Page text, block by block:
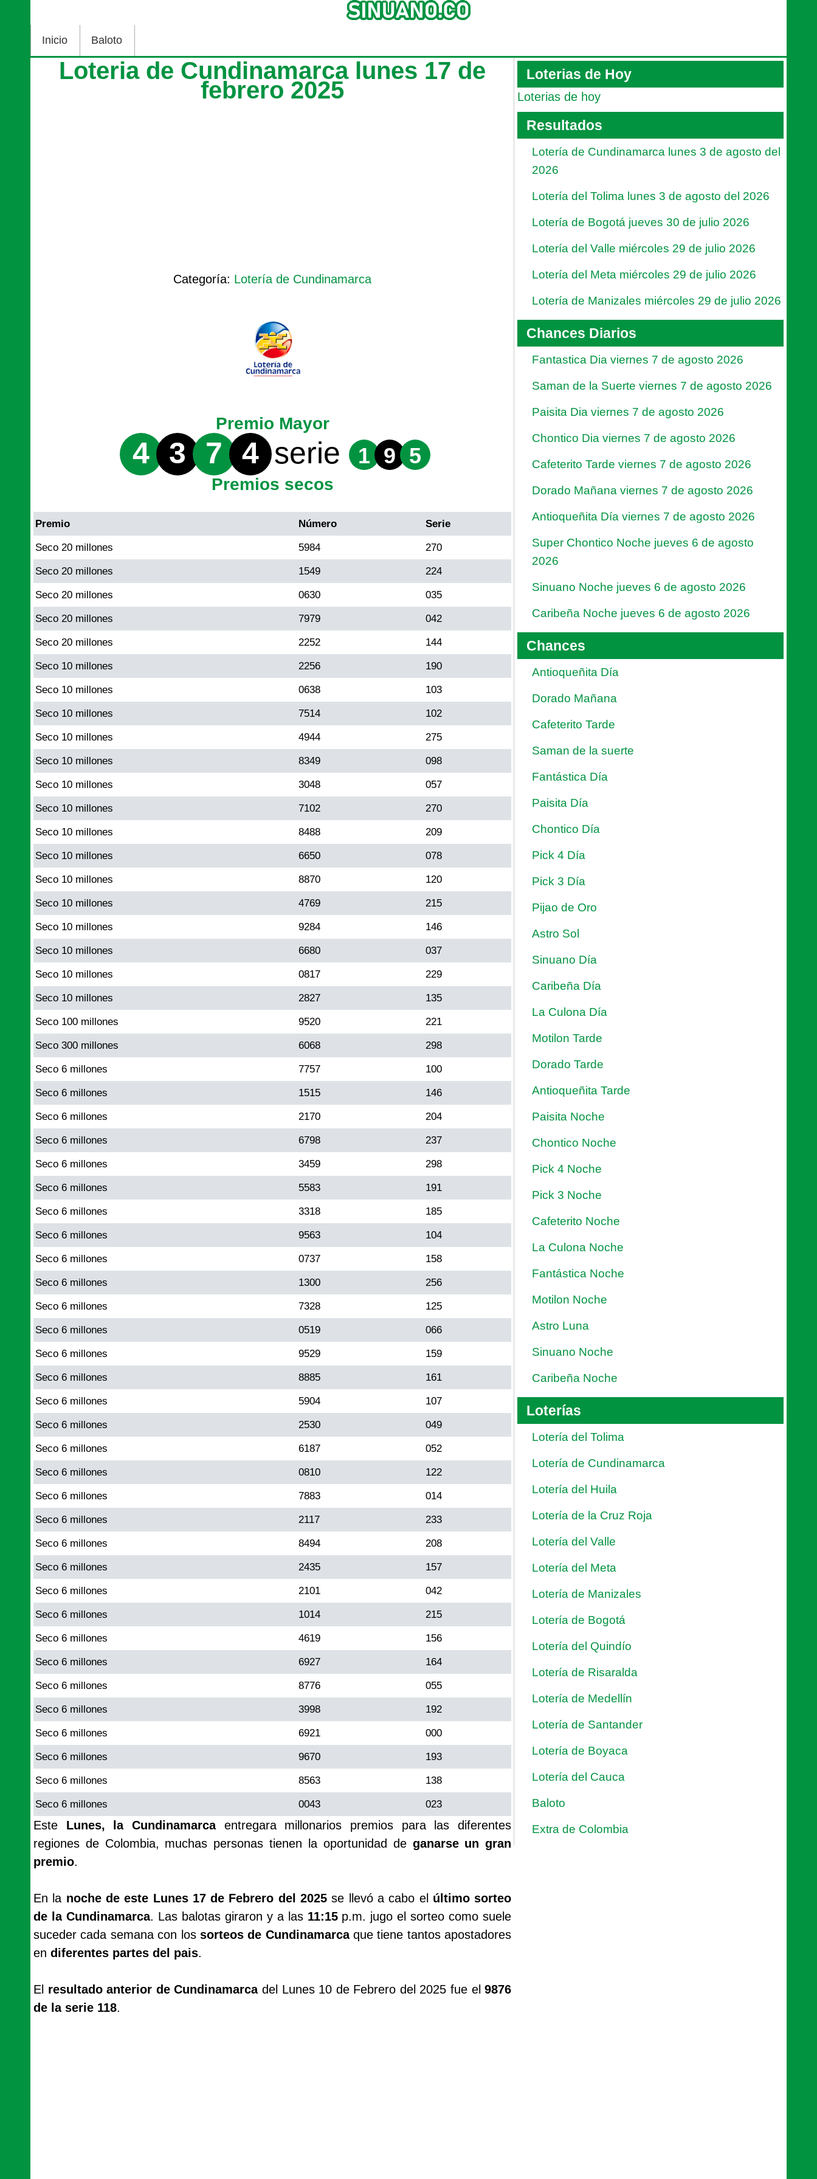
Inicio Baloto
Loteria de Cundinamarca lunes 17 de
febrero 2025
Categoría: Lotería de Cundinamarca
Premio Mayor
4 3 7 4 serie 1 9 5
Premios secos
Premio Número Serie
Seco 20 millones 5984 270
Seco 20 millones 1549 224
Seco 20 millones 0630 035
Seco 20 millones 7979 042
Seco 20 millones 2252 144
Seco 10 millones 2256 190
Seco 10 millones 0638 103
Seco 10 millones 7514 102
Seco 10 millones 4944 275
Seco 10 millones 8349 098
Seco 10 millones 3048 057
Seco 10 millones 7102 270
Seco 10 millones 8488 209
Seco 10 millones 6650 078
Seco 10 millones 8870 120
Seco 10 millones 4769 215
Seco 10 millones 9284 146
Seco 10 millones 6680 037
Seco 10 millones 0817 229
Seco 10 millones 2827 135
Seco 100 millones 9520 221
Seco 300 millones 6068 298
Seco 6 millones 7757 100
Seco 6 millones 1515 146
Seco 6 millones 2170 204
Seco 6 millones 6798 237
Seco 6 millones 3459 298
Seco 6 millones 5583 191
Seco 6 millones 3318 185
Seco 6 millones 9563 104
Seco 6 millones 0737 158
Seco 6 millones 1300 256
Seco 6 millones 7328 125
Seco 6 millones 0519 066
Seco 6 millones 9529 159
Seco 6 millones 8885 161
Seco 6 millones 5904 107
Seco 6 millones 2530 049
Seco 6 millones 6187 052
Seco 6 millones 0810 122
Seco 6 millones 7883 014
Seco 6 millones 2117 233
Seco 6 millones 8494 208
Seco 6 millones 2435 157
Seco 6 millones 2101 042
Seco 6 millones 1014 215
Seco 6 millones 4619 156
Seco 6 millones 6927 164
Seco 6 millones 8776 055
Seco 6 millones 3998 192
Seco 6 millones 6921 000
Seco 6 millones 9670 193
Seco 6 millones 8563 138
Seco 6 millones 0043 023
Este Lunes, la Cundinamarca entregara millonarios premios para las diferentes
regiones de Colombia, muchas personas tienen la oportunidad de ganarse un gran
premio.
En la noche de este Lunes 17 de Febrero del 2025 se llevó a cabo el último sorteo
de la Cundinamarca. Las balotas giraron y a las 11:15p.m. jugo el sorteo como suele
suceder cada semana con los sorteos de Cundinamarcaque tiene tantos apostadores
en diferentes partes del pais.
El resultado anterior de Cundinamarcadel Lunes 10 de Febrero del 2025 fue el9876
de la serie 118.
Loterias de Hoy
Loterias de hoy
Resultados
Lotería de Cundinamarca lunes 3 de agosto del
2026
Lotería del Tolima lunes 3 de agosto del 2026
Lotería de Bogotá jueves 30 de julio 2026
Lotería del Valle miércoles 29 de julio 2026
Lotería del Meta miércoles 29 de julio 2026
Lotería de Manizales miércoles 29 de julio 2026
Chances Diarios
Fantastica Dia viernes 7 de agosto 2026
Saman de la Suerte viernes 7 de agosto 2026
Paisita Dia viernes 7 de agosto 2026
Chontico Dia viernes 7 de agosto 2026
Cafeterito Tarde viernes 7 de agosto 2026
Dorado Mañana viernes 7 de agosto 2026
Antioqueñita Día viernes 7 de agosto 2026
Super Chontico Noche jueves 6 de agosto
2026
Sinuano Noche jueves 6 de agosto 2026
Caribeña Noche jueves 6 de agosto 2026
Chances
Antioqueñita Día
Dorado Mañana
Cafeterito Tarde
Saman de la suerte
Fantástica Día
Paisita Día
Chontico Día
Pick 4 Día
Pick 3 Día
Pijao de Oro
Astro Sol
Sinuano Día
Caribeña Día
La Culona Día
Motilon Tarde
Dorado Tarde
Antioqueñita Tarde
Paisita Noche
Chontico Noche
Pick 4 Noche
Pick 3 Noche
Cafeterito Noche
La Culona Noche
Fantástica Noche
Motilon Noche
Astro Luna
Sinuano Noche
Caribeña Noche
Loterías
Lotería del Tolima
Lotería de Cundinamarca
Lotería del Huila
Lotería de la Cruz Roja
Lotería del Valle
Lotería del Meta
Lotería de Manizales
Lotería de Bogotá
Lotería del Quindío
Lotería de Risaralda
Lotería de Medellín
Lotería de Santander
Lotería de Boyaca
Lotería del Cauca
Baloto
Extra de Colombia